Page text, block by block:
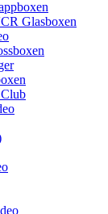
Glasboxen